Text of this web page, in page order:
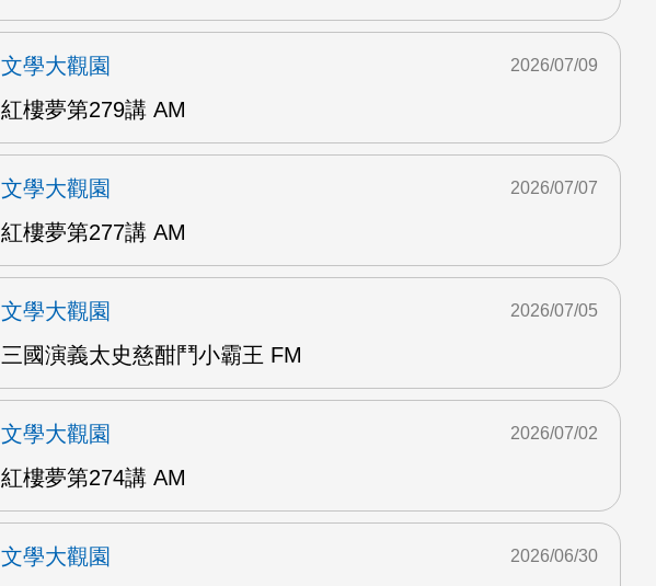
文學大觀園
紅樓夢第279講 AM
2026/07/09
文學大觀園
紅樓夢第277講 AM
2026/07/07
文學大觀園
三國演義太史慈酣鬥小霸王 FM
2026/07/05
文學大觀園
紅樓夢第274講 AM
2026/07/02
文學大觀園
2026/06/30